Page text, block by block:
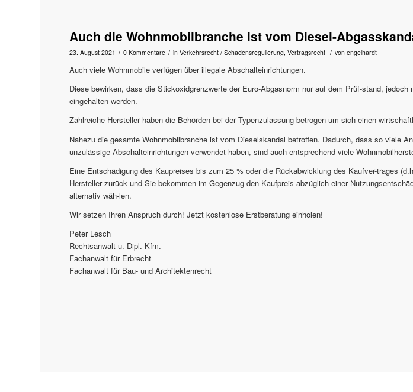
Auch die Wohnmobilbranche ist vom Diesel-
23. August 2021 / 0 Kommentare / inVerkehrsrecht / Schadensregulierung,Vertragsrecht / vonengelhardt
Auch viele Wohnmobile verfügen über illegale Abschalteinrichtungen.
Diese bewirken, dass die Stickoxidgrenzwerte der Euro-Abgasnorm nur auf dem Prüf-stand,
eingehalten werden.
Zahlreiche Hersteller haben die Behörden bei der Typenzulassung betrogen um sich einen
Nahezu die gesamte Wohnmobilbranche ist vom Dieselskandal betroffen. Dadurch, dass so viele
unzulässige Abschalteinrichtungen verwendet haben, sind auch entsprechend viele
Eine Entschädigung des Kaupreises bis zum 25 % oder die Rückabwicklung des Kaufver-trages
Hersteller zurück und Sie bekommen im Gegenzug den Kaufpreis abzüglich einer
alternativ wäh-len.
Wir setzen Ihren Anspruch durch! Jetzt kostenlose Erstberatung einholen!
Peter Lesch
Rechtsanwalt u. Dipl.-Kfm.
Fachanwalt für Erbrecht
Fachanwalt für Bau- und Architektenrecht